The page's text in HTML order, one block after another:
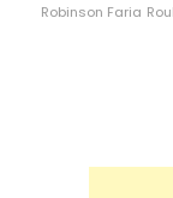
Robinson Faria